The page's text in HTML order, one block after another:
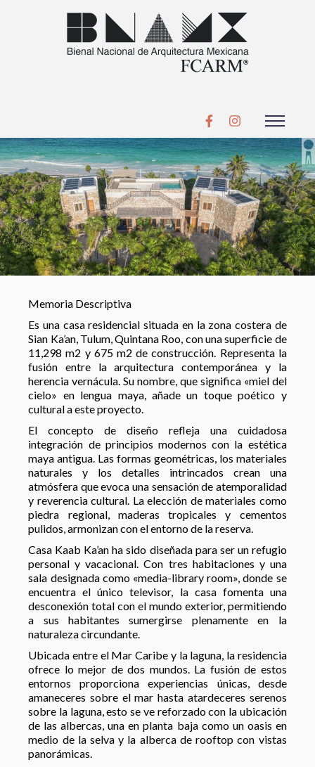
Memoria Descriptiva
Es una casa residencial situada en la zona costera de
Sian Ka’an, Tulum, Quintana Roo, con una superficie de
11,298 m2 y 675 m2 de construcción. Representa la
fusión entre la arquitectura contemporánea y la
herencia vernácula. Su nombre, que significa «miel del
cielo» en lengua maya, añade un toque poético y
cultural a este proyecto.
El concepto de diseño refleja una cuidadosa
integración de principios modernos con la estética
maya antigua. Las formas geométricas, los materiales
naturales y los detalles intrincados crean una
atmósfera que evoca una sensación de atemporalidad
y reverencia cultural. La elección de materiales como
piedra regional, maderas tropicales y cementos
pulidos, armonizan con el entorno de la reserva.
Casa Kaab Ka’an ha sido diseñada para ser un refugio
personal y vacacional. Con tres habitaciones y una
sala designada como «media-library room», donde se
encuentra el único televisor, la casa fomenta una
desconexión total con el mundo exterior, permitiendo
a sus habitantes sumergirse plenamente en la
naturaleza circundante.
Ubicada entre el Mar Caribe y la laguna, la residencia
ofrece lo mejor de dos mundos. La fusión de estos
entornos proporciona experiencias únicas, desde
amaneceres sobre el mar hasta atardeceres serenos
sobre la laguna, esto se ve reforzado con la ubicación
de las albercas, una en planta baja como un oasis en
medio de la selva y la alberca de rooftop con vistas
panorámicas.